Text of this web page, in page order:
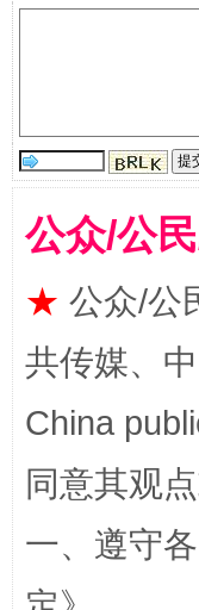
全民健身五年
公众/公
★ 公众/公
共传媒、
China
同意其观
一、遵守